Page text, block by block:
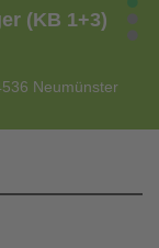
(KB 1+3)
Neumünster